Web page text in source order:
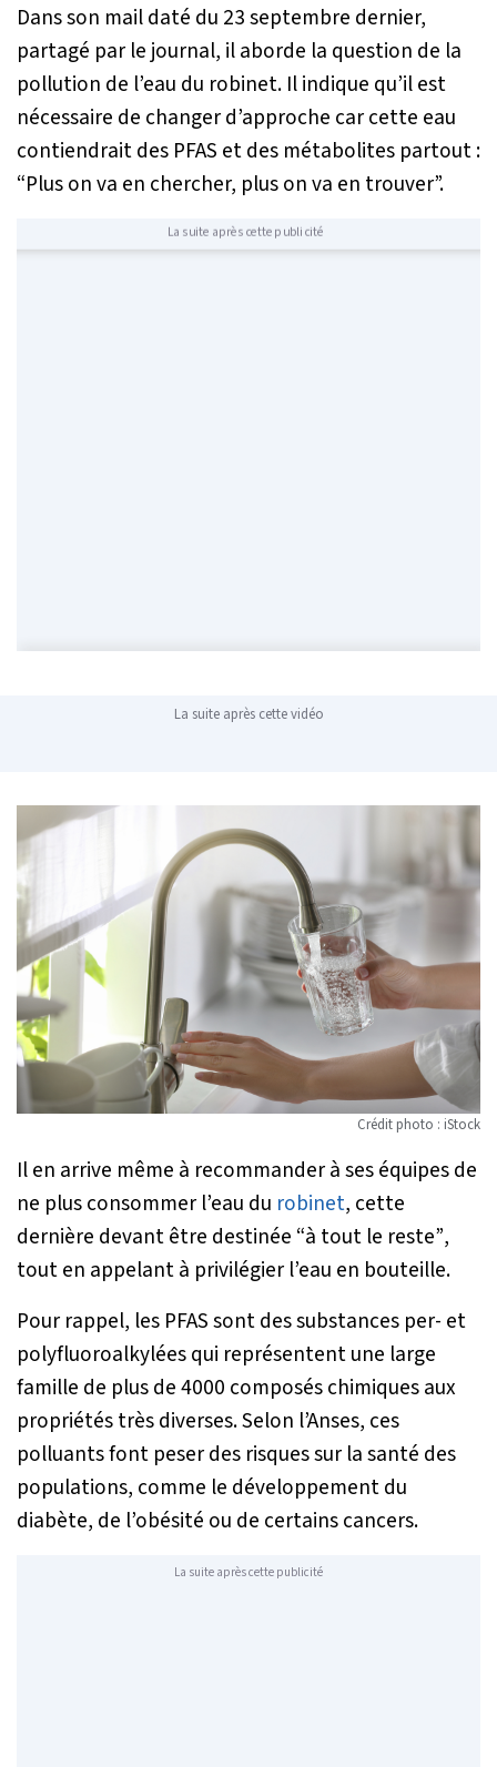
Dans son mail daté du 23 septembre dernier,
partagé par le journal, il aborde la question de la
pollution de l’eau du robinet. Il indique qu’il est
nécessaire de changer d’approche car cette eau
contiendrait des PFAS et des métabolites partout :
“Plus on va en chercher, plus on va en trouver”.
La suite après cette publicité
La suite après cette vidéo
Crédit photo : iStock
Il en arrive même à recommander à ses équipes de
ne plus consommer l’eau du robinet, cette
dernière devant être destinée “à tout le reste”,
tout en appelant à privilégier l’eau en bouteille.
Pour rappel, les PFAS sont des substances per- et
polyfluoroalkylées qui représentent une large
famille de plus de 4000 composés chimiques aux
propriétés très diverses. Selon l’Anses, ces
polluants font peser des risques sur la santé des
populations, comme le développement du
diabète, de l’obésité ou de certains cancers.
La suite après cette publicité